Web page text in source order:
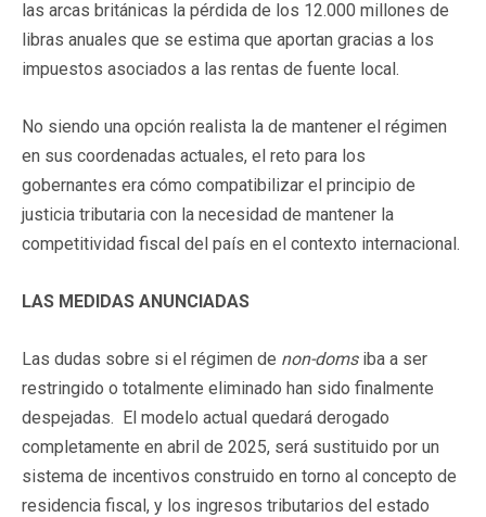
las arcas británicas la pérdida de los 12.000 millones de
libras anuales que se estima que aportan gracias a los
impuestos asociados a las rentas de fuente local.
No siendo una opción realista la de mantener el régimen
en sus coordenadas actuales, el reto para los
gobernantes era cómo compatibilizar el principio de
justicia tributaria con la necesidad de mantener la
competitividad fiscal del país en el contexto internacional.
LAS MEDIDAS ANUNCIADAS
Las dudas sobre si el régimen de non-domsiba a ser
restringido o totalmente eliminado han sido finalmente
despejadas. El modelo actual quedará derogado
completamente en abril de 2025, será sustituido por un
sistema de incentivos construido en torno al concepto de
residencia fiscal, y los ingresos tributarios del estado